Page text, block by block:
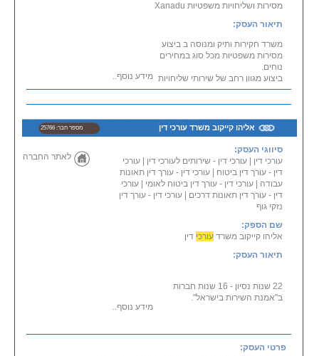
מסירות ושליחויות משפטיות Xanadu
תיאור העסק:
משרד חקירות ותיק ומנוסה ב ביצוע
מסירות משפטיות מכל סוג במחירים
נוחים.
ביצוע מגוון רחב של שירותי שליחויות
לעורכי דין, החל מ מסירות משפטיות
וכלה ב פתיחת חברות ועוד ...
אודות משרד החקירות והמסירות
xanadu אשר בהנהלת מישל אוזן,
ניתן להשיגי גם בנייד 052-
3644555"
ליצירת קשר וקבלת פרטים נוספים:
מישל
מידע נוסף...
אליהו קייקוב משרד עורכי דין מספר חבר: 25766
סיווגי העסק:
עורכי דין
עורכי דין - שירותים לעורכי דין
עורכי
דין - עורך דין ביטוח
עורכי דין - עורך דין תאונות
עבודה
עורכי דין - עורך דין ביטוח לאומי
עורכי
דין - עורך דין תאונות דרכים
עורכי דין - עורך דין
נזקי גוף
שם הספק:
אליהו קייקוב משרד עורכי דין
תיאור העסק:
22 שנות נסיון - 16 שנות חברות
ב"אמנת השירות בישראל".
רפואית, במשרד הביטחון, בביטוח
מידע נוסף...
לאתר החברה
פרטי העסק: